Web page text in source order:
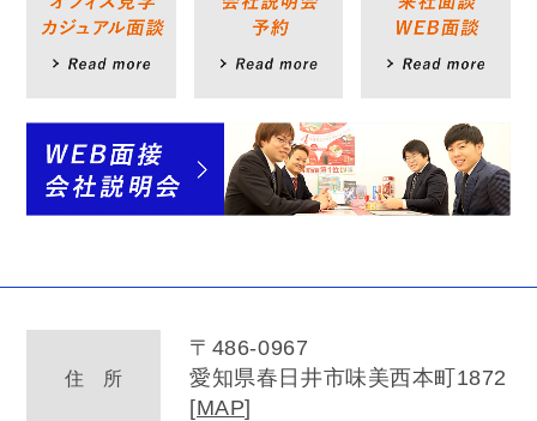
住 所
〒486-0967
愛知県春日井市味美西本町1872
[MAP]